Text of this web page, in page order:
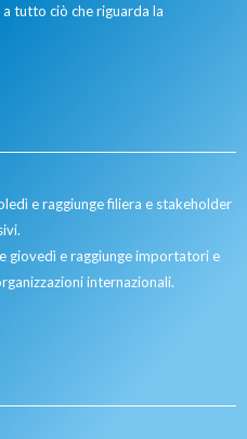
tutto ciò che riguarda la
e raggiunge filiera e stakeholder
giovedì e raggiunge importatori e
internazionali.